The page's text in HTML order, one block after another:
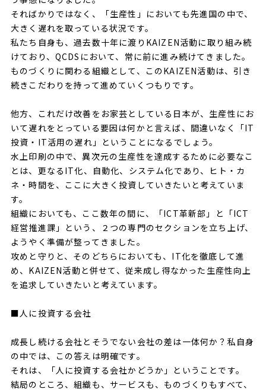
そればかりではなく、「生産性」においても先進国の中で、
大きく遅れを取っている状況です。
私たち自身も、過去数十年に渡りKAIZEN活動に取り組み続
けており、QCDSにおいて、常に前に進み続けてきました。
ものづくりに関わる組織として、このKAIZEN活動は、引き
続きこだわりを持って進めていくつもりです。
他方、これだけ改善をお家芸としている日本が、生産性にお
いて遅れをとっている要因は何かと言えば、間違いなく「IT
投資・IT活用の遅れ」ということになるでしょう。
水上印刷の中で、異次元の生産性を達成するために必要なこ
とは、更なるIT化、自動化、システム化であり、ヒト・カ
ネ・時間を、ここに大きく投資していきたいと考えていま
す。
組織においても、ここ数年の間に、「ICT革新部」と「ICT
経営推進課」という、２つの専門のセクションを立ち上げ、
ようやく準備が整ってきました。
攻めと守りと、そのどちらにおいても、IT化を徹底して進
め、KAIZEN活動と併せて、従来成し得なかった生産性向上
を追求していきたいと考えています。
■人に投資する会社
成長し続ける会社とそうでない会社の差は一体何か？私自身
の中では、この答えは明確です。
それは、「人に投資する会社かどうか」ということです。
結局のところ、組織も、サービスも、ものづくりもすべて、